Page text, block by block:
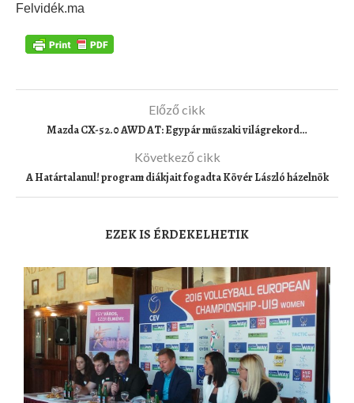
Felvidék.ma
Előző cikk
Mazda CX-5 2.0 AWD AT: Egypár műszaki világrekord…
Következő cikk
A Határtalanul! program diákjait fogadta Kövér László házelnök
EZEK IS ÉRDEKELHETIK